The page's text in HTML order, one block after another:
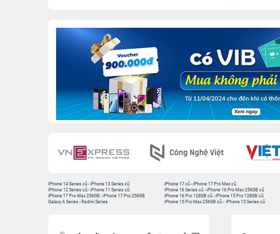
iPhone 14 Series cũ -iPhone 13 Series cũ
iPhone 12 Series cũ -iPhone 11 Series cũ
iPhone 17 Pro Max 256GB -iPhone 17 Pro 256GB
Galaxy A Series - Redmi Series
iPhone 17 cũ -iPhone 17 Pro Max cũ
iPhone 16 Series cũ - iPhone 16 Pro Max 256GB cũ
iPhone 16 Pro 128GB cũ -iPhone 15 Pro 128GB cũ
iPhone 15 Pro Max 256GB cũ - iPhone 15 Series cũ